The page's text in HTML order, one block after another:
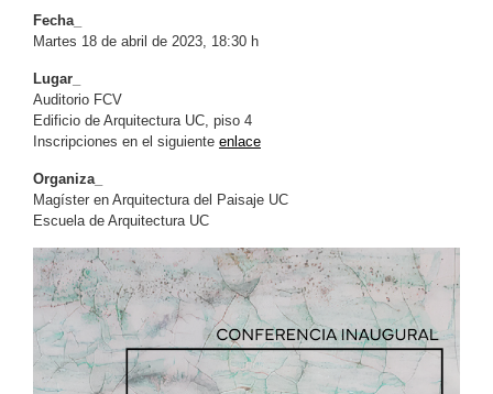
Fecha_
Martes 18 de abril de 2023, 18:30 h
Lugar_
Auditorio FCV
Edificio de Arquitectura UC, piso 4
Inscripciones en el siguiente enlace
Organiza_
Magíster en Arquitectura del Paisaje UC
Escuela de Arquitectura UC